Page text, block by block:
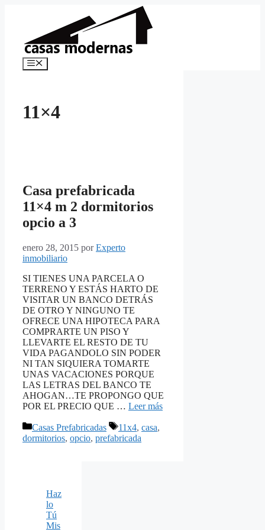
Menú
11×4
Casa prefabricada
11×4 m 2 dormitorios
opcio a 3
enero 28, 2015 porExperto
inmobiliario
SI TIENES UNA PARCELA O
TERRENO Y ESTÁS HARTO DE
VISITAR UN BANCO DETRÁS
DE OTRO Y NINGUNO TE
OFRECE UNA HIPOTECA PARA
COMPRARTE UN PISO Y
LLEVARTE EL RESTO DE TU
VIDA PAGANDOLO SIN PODER
NI TAN SIQUIERA TOMARTE
UNAS VACACIONES PORQUE
LAS LETRAS DEL BANCO TE
AHOGAN…TE PROPONGO QUE
POR EL PRECIO QUE … Leer más
Categorías
Casas Prefabricadas Etiquetas
11x4, casa,
dormitorios, opcio, prefabricada
Haz
lo
Tú
Mis